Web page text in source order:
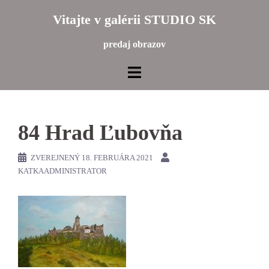
Vitajte v galérii STUDIO SK
predaj obrazov
84 Hrad Ľubovňa
ZVEREJNENÝ 18. FEBRUÁRA 2021
KATKAADMINISTRATOR